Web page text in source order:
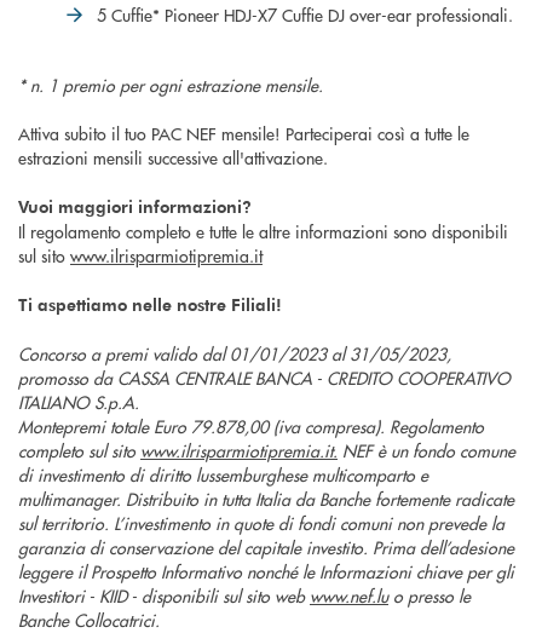
5 Cuffie* Pioneer HDJ-X7 Cuffie DJ over-ear professionali.
* n. 1 premio per ogni estrazione mensile.
Attiva subito il tuo PAC NEF mensile! Parteciperai così a tutte le
estrazioni mensili successive all'attivazione.
Vuoi maggiori informazioni?
Il regolamento completo e tutte le altre informazioni sono disponibili
sul sito www.ilrisparmiotipremia.it
Ti aspettiamo nelle nostre Filiali!
Concorso a premi valido dal 01/01/2023 al 31/05/2023,
promosso da CASSA CENTRALE BANCA - CREDITO COOPERATIVO
ITALIANO S.p.A.
Montepremi totale Euro 79.878,00 (iva compresa). Regolamento
completo sul sito www.ilrisparmiotipremia.it. NEF è un fondo comune
di investimento di diritto lussemburghese multicomparto e
multimanager. Distribuito in tutta Italia da Banche fortemente radicate
sul territorio. L’investimento in quote di fondi comuni non prevede la
garanzia di conservazione del capitale investito. Prima dell’adesione
leggere il Prospetto Informativo nonché le Informazioni chiave per gli
Investitori - KIID - disponibili sul sito web www.nef.luo presso le
Banche Collocatrici.